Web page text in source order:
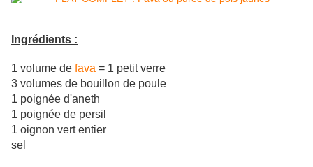
Ingrédients :
1 volume de fava = 1 petit verre
3 volumes de bouillon de poule
1 poignée d'aneth
1 poignée de persil
1 oignon vert entier
sel